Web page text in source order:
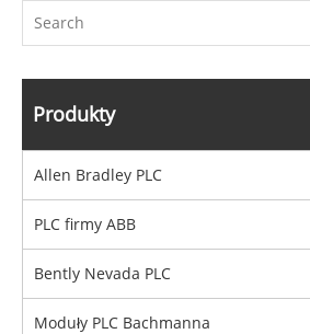
Produkty
Allen Bradley PLC
PLC firmy ABB
Bently Nevada PLC
Moduły PLC Bachmanna